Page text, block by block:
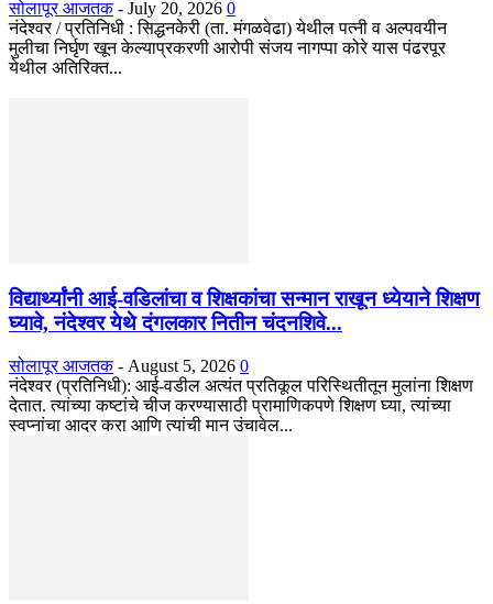
सोलापूर आजतक - July 20, 2026 0
नंदेश्वर / प्रतिनिधी : सिद्धनकेरी (ता. मंगळवेढा) येथील पत्नी व अल्पवयीन
मुलीचा निर्घृण खून केल्याप्रकरणी आरोपी संजय नागप्पा कोरे यास पंढरपूर
येथील अतिरिक्त...
विद्यार्थ्यांनी आई-वडिलांचा व शिक्षकांचा सन्मान राखून ध्येयाने शिक्षण
घ्यावे, नंदेश्वर येथे दंगलकार नितीन चंदनशिवे...
सोलापूर आजतक - August 5, 2026 0
नंदेश्वर (प्रतिनिधी): आई-वडील अत्यंत प्रतिकूल परिस्थितीतून मुलांना शिक्षण
देतात. त्यांच्या कष्टांचे चीज करण्यासाठी प्रामाणिकपणे शिक्षण घ्या, त्यांच्या
स्वप्नांचा आदर करा आणि त्यांची मान उंचावेल...